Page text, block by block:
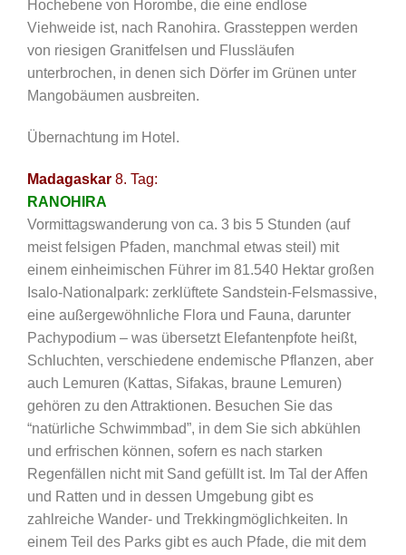
Hochebene von Horombe, die eine endlose
Viehweide ist, nach Ranohira. Grassteppen werden
von riesigen Granitfelsen und Flussläufen
unterbrochen, in denen sich Dörfer im Grünen unter
Mangobäumen ausbreiten.
Übernachtung im Hotel.
Madagaskar 8. Tag:
RANOHIRA
Vormittagswanderung von ca. 3 bis 5 Stunden (auf
meist felsigen Pfaden, manchmal etwas steil) mit
einem einheimischen Führer im 81.540 Hektar großen
Isalo-Nationalpark: zerklüftete Sandstein-Felsmassive,
eine außergewöhnliche Flora und Fauna, darunter
Pachypodium – was übersetzt Elefantenpfote heißt,
Schluchten, verschiedene endemische Pflanzen, aber
auch Lemuren (Kattas, Sifakas, braune Lemuren)
gehören zu den Attraktionen. Besuchen Sie das
“natürliche Schwimmbad”, in dem Sie sich abkühlen
und erfrischen können, sofern es nach starken
Regenfällen nicht mit Sand gefüllt ist. Im Tal der Affen
und Ratten und in dessen Umgebung gibt es
zahlreiche Wander- und Trekkingmöglichkeiten. In
einem Teil des Parks gibt es auch Pfade, die mit dem